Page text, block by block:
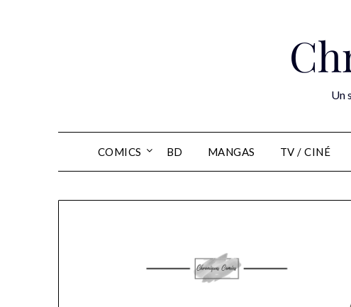
Un
COMICS BD MANGAS TV / CINÉ